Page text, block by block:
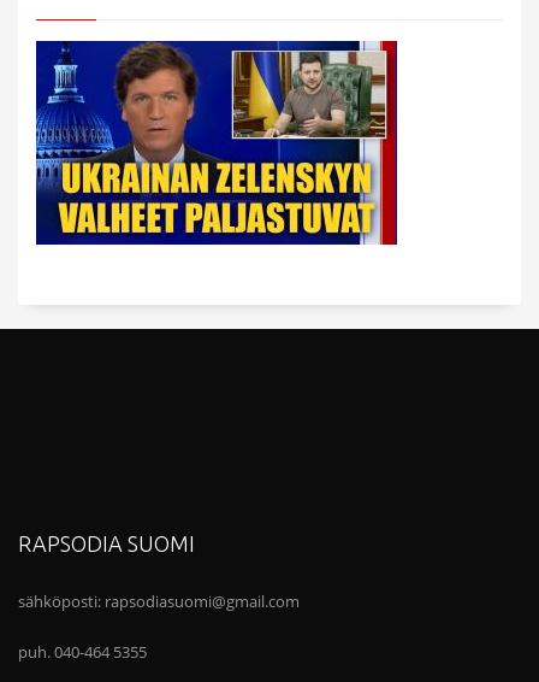
RAPSODIA SUOMI
sähköposti: rapsodiasuomi@gmail.com
puh. 040-464 5355